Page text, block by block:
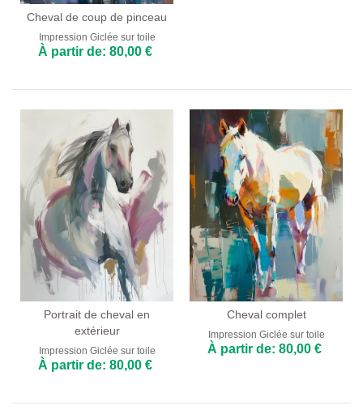
Cheval de coup de pinceau
Impression Giclée sur toile
À partir de: 80,00 €
Portrait de cheval en
extérieur
Impression Giclée sur toile
À partir de: 80,00 €
Cheval complet
Impression Giclée sur toile
À partir de: 80,00 €